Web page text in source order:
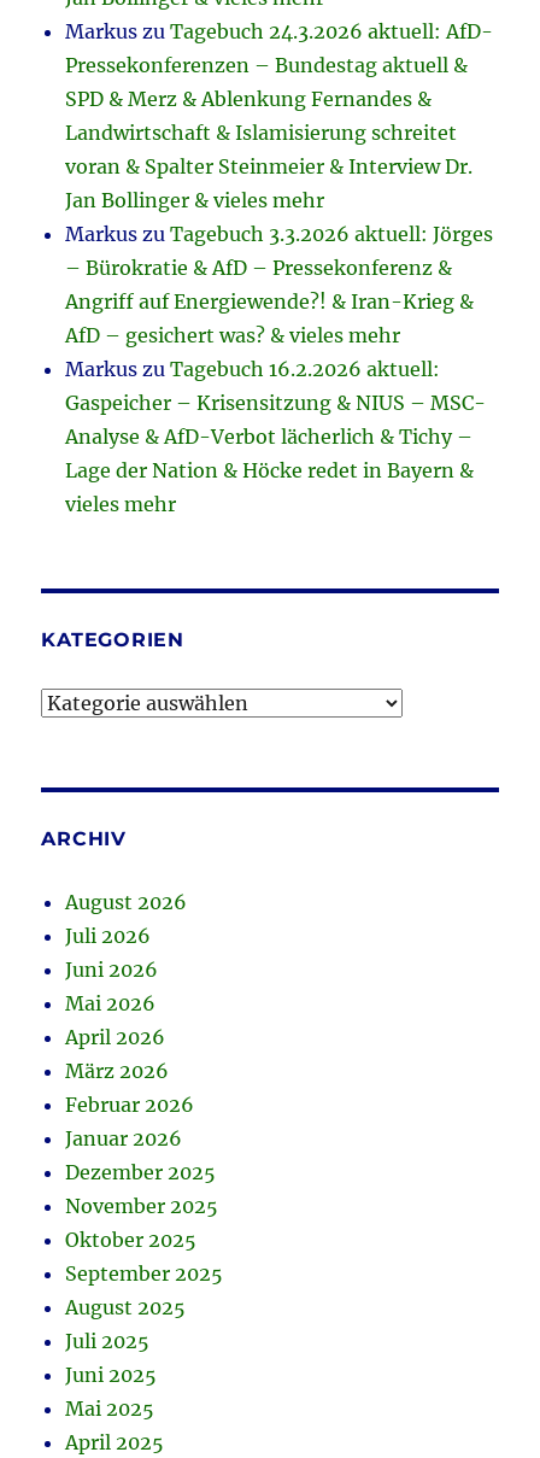
Markus zuTagebuch 24.3.2026 aktuell: AfD-
Pressekonferenzen – Bundestag aktuell &
SPD & Merz & Ablenkung Fernandes &
Landwirtschaft & Islamisierung schreitet
voran & Spalter Steinmeier & Interview Dr.
Jan Bollinger & vieles mehr
Markus zuTagebuch 3.3.2026 aktuell: Jörges
– Bürokratie & AfD – Pressekonferenz &
Angriff auf Energiewende?! & Iran-Krieg &
AfD – gesichert was? & vieles mehr
Markus zuTagebuch 16.2.2026 aktuell:
Gaspeicher – Krisensitzung & NIUS – MSC-
Analyse & AfD-Verbot lächerlich & Tichy –
Lage der Nation & Höcke redet in Bayern &
vieles mehr
KATEGORIEN
Kategorien
ARCHIV
August 2026
Juli 2026
Juni 2026
Mai 2026
April 2026
März 2026
Februar 2026
Januar 2026
Dezember 2025
November 2025
Oktober 2025
September 2025
August 2025
Juli 2025
Juni 2025
Mai 2025
April 2025